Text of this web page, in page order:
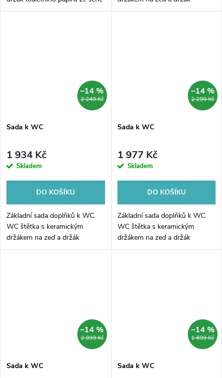
Nimco Unix černý.
toaletního papíru ze série
2 249 Kč
–14 %
Sada k WC
1 934 Kč
Skladem
DO KOŠÍKU
Základní sada doplňků k WC.
WC štětka s keramickým
držákem na zeď a držák
toaletního papíru ze série
2 299 Kč
–14 %
Sada k WC
1 977 Kč
Skladem
DO KOŠÍKU
Základní sada doplňků k WC.
WC štětka s keramickým
držákem na zeď a držák
toaletního papíru ze série
2 099 Kč
–14 %
Sada k WC
1 899 Kč
–14 %
Sada k WC